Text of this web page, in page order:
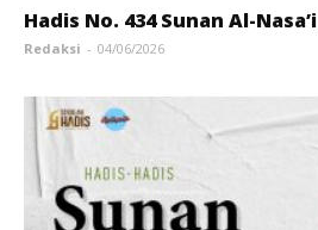
Hadis No. 434 Sunan Al-Nasa’i
Redaksi - 04/06/2026